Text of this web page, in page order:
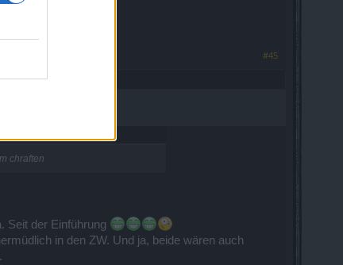
#45
chraften
Seit der Einführung
in den ZW. Und ja, beide wären auch